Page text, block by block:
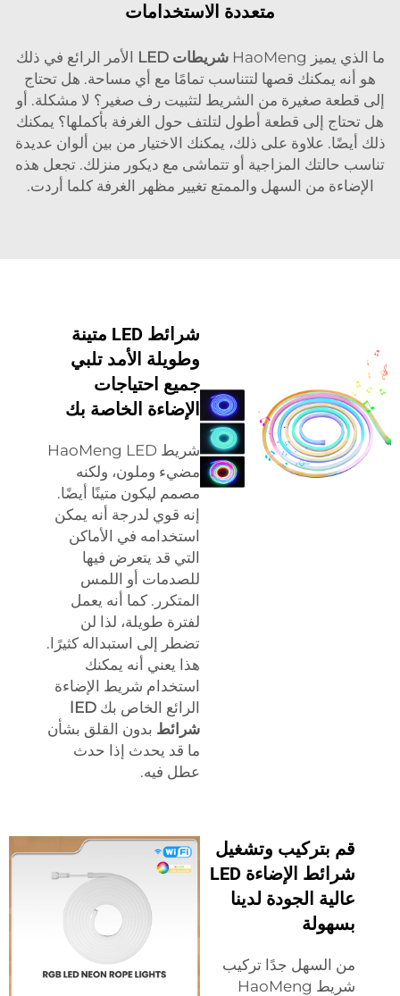
متعددة الاستخدامات
ما الذي يميز HaoMeng شريطات LED
الأمر الرائع في ذلك
هو أنه يمكنك قصها لتتناسب تمامًا مع أي مساحة. هل تحتاج
إلى قطعة صغيرة من الشريط لتثبيت رف صغير؟ لا مشكلة. أو
هل تحتاج إلى قطعة أطول لتلتف حول الغرفة بأكملها؟ يمكنك
ذلك أيضًا. علاوة على ذلك، يمكنك الاختيار من بين ألوان عديدة
تناسب حالتك المزاجية أو تتماشى مع ديكور منزلك. تجعل هذه
الإضاءة من السهل والممتع تغيير مظهر الغرفة كلما أردت.
شرائط LED متينة
وطويلة الأمد تلبي
جميع احتياجات
الإضاءة الخاصة بك
شريط HaoMeng LED
مضيء وملون، ولكنه
مصمم ليكون متينًا أيضًا.
إنه قوي لدرجة أنه يمكن
استخدامه في الأماكن
التي قد يتعرض فيها
للصدمات أو اللمس
المتكرر. كما أنه يعمل
لفترة طويلة، لذا لن
تضطر إلى استبداله كثيرًا.
هذا يعني أنه يمكنك
استخدام شريط الإضاءة
الرائع الخاص بك lED
شرائط بدون القلق بشأن
ما قد يحدث إذا حدث
عطل فيه.
قم بتركيب وتشغيل
شرائط الإضاءة LED
عالية الجودة لدينا
بسهولة
من السهل جدًا تركيب
شريط HaoMeng